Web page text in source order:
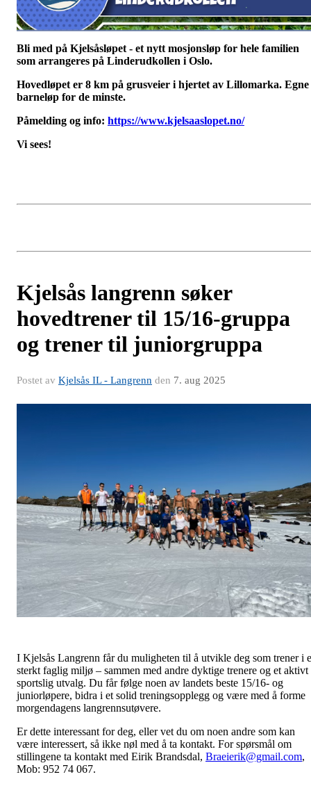
Bli med på Kjelsåsløpet - et nytt mosjonsløp for hele familien
som arrangeres på Linderudkollen i Oslo.
Hovedløpet er 8 km på grusveier i hjertet av Lillomarka. Egne
barneløp for de minste.
Påmelding og info: https://www.kjelsaaslopet.no/
Vi sees!
Kjelsås langrenn søker
hovedtrener til 15/16-gruppa
og trener til juniorgruppa
Postet av Kjelsås IL - Langrenn den 7. aug 2025
I Kjelsås Langrenn får du muligheten til å utvikle deg som trener i
sterkt faglig miljø – sammen med andre dyktige trenere og et aktivt
sportslig utvalg. Du får følge noen av landets beste 15/16- og
juniorløpere, bidra i et solid treningsopplegg og være med å forme
morgendagens langrennsutøvere.
Er dette interessant for deg, eller vet du om noen andre som kan
være interessert, så ikke nøl med å ta kontakt. For spørsmål om
stillingene ta kontakt med Eirik Brandsdal, Braeierik@gmail.com,
Mob: 952 74 067.